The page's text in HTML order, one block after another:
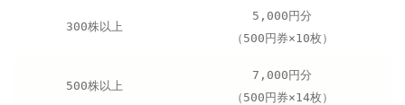
300株以上
5,000円分
（500円券×10枚）
500株以上
7,000円分
（500円券×14枚）